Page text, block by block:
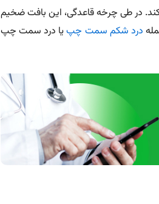
در طی چرخه قاعدگی، این بافت ضخیم
درد شکم سمت چپیا درد سمت چپ